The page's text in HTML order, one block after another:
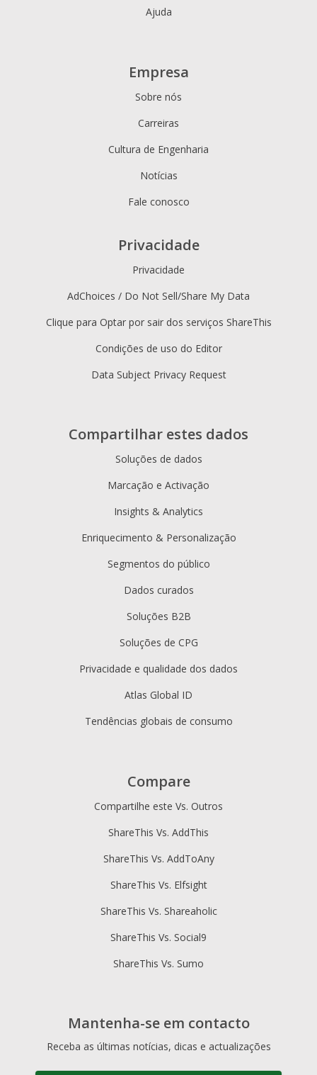
Ajuda
Compartilhar estes dados
Soluções de dados
Marcação e Activação
Insights & Analytics
Enriquecimento & Personalização
Segmentos do público
Dados curados
Soluções B2B
Soluções de CPG
Privacidade e qualidade dos dados
Atlas Global ID
Tendências globais de consumo
Empresa
Sobre nós
Carreiras
Cultura de Engenharia
Notícias
Fale conosco
Privacidade
Privacidade
AdChoices / Do Not Sell/Share My Data
Clique para Optar por sair dos serviços ShareThis
Condições de uso do Editor
Data Subject Privacy Request
Compare
Compartilhe este Vs. Outros
ShareThis Vs. AddThis
ShareThis Vs. AddToAny
ShareThis Vs. Elfsight
ShareThis Vs. Shareaholic
ShareThis Vs. Social9
ShareThis Vs. Sumo
Mantenha-se em contacto
Receba as últimas notícias, dicas e actualizações